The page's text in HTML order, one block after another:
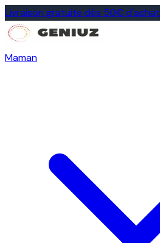
Livraison gratuite dès 50€ d'achat
Maman